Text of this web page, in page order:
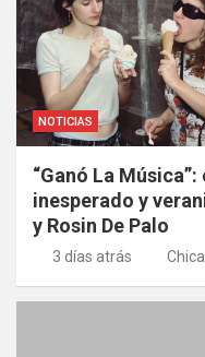
NOTICIAS
“Ganó La
inesperado y
y Rosin De Palo
3 días atrás